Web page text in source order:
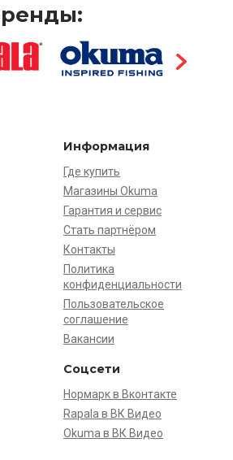
Информация
Где купить
Магазины Okuma
Гарантия и сервис
Стать партнёром
Контакты
Политика
конфиденциальности
Пользовательское
соглашение
Вакансии
Соцсети
Нормарк в Вконтакте
Rapala в ВК Видео
Okuma в ВК Видео